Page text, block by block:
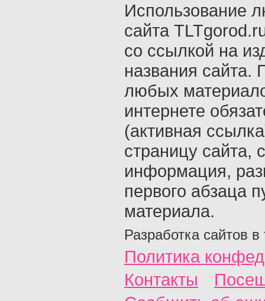
Использование
сайта
со ссылкой на
названия сайта.
любых
интернете
(активная
страницу сайта,
информация,
первого абзаца
материала.
Разработка сайтов в
Политика
Контакты